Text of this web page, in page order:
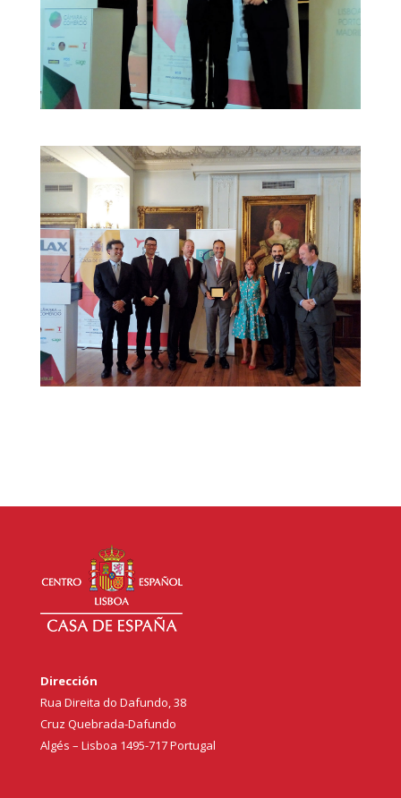
Dirección
Rua Direita do Dafundo, 38
Cruz Quebrada-Dafundo
Algés – Lisboa 1495-717 Portugal